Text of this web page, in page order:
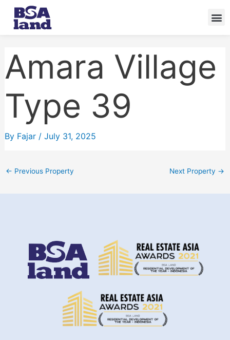
Skip
content
Amara Village
Type 39
By Fajar / July 31, 2025
← Previous Property Next Property →